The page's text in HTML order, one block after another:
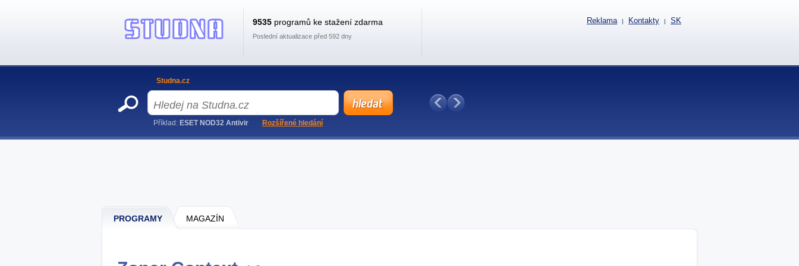
PROGRAMY MAGAZÍN
9535 programů ke stažení zdarma
Poslední aktualizace před 592 dny
Reklama | Kontakty | SK
Studna.cz
Příklad: ESET NOD32 Antivir Rozšířené hledání